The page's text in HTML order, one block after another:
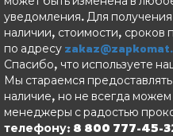
уведомления. Для
наличии, стоимости, сроков
по адресу
Спасибо, что используете
Мы стараемся
наличие, но не всегда
менеджеры с радостью
телефону: 8 800 777-45-